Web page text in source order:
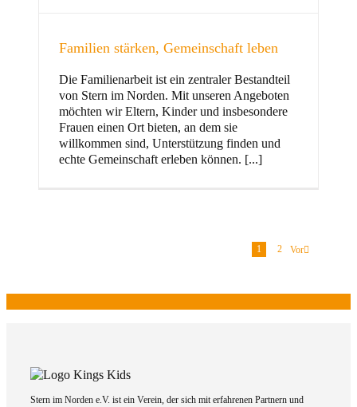
Familien stärken, Gemeinschaft leben
Die Familienarbeit ist ein zentraler Bestandteil
von Stern im Norden. Mit unseren Angeboten
möchten wir Eltern, Kinder und insbesondere
Frauen einen Ort bieten, an dem sie
willkommen sind, Unterstützung finden und
echte Gemeinschaft erleben können. [...]
1 2 Vor
Stern im Norden e.V. ist ein Verein, der sich mit erfahrenen Partnern und